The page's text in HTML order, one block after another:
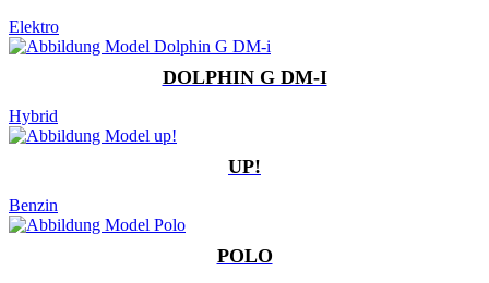
Elektro
DOLPHIN G DM-I
Hybrid
UP!
Benzin
POLO